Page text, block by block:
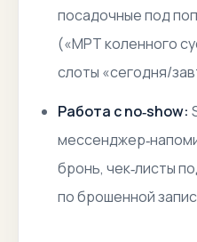
посадочные под
(«МРТ коленного
слоты «сегодня/
Работа с no‑show:
бронь, чек‑листы
по брошенной